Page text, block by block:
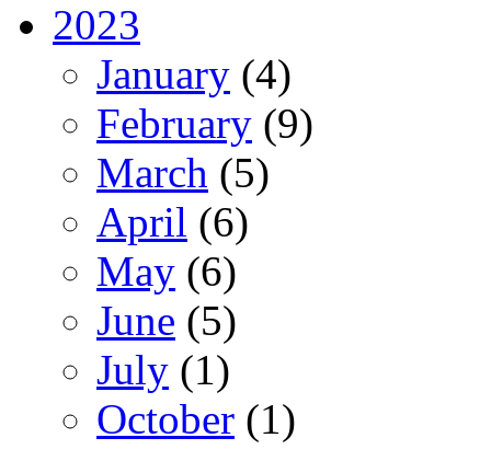
2023
January (4)
February (9)
March (5)
April (6)
May (6)
June (5)
July (1)
October (1)